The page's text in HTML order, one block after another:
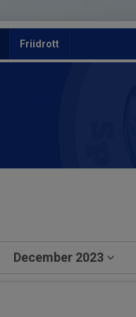
Friidrott
December 2023